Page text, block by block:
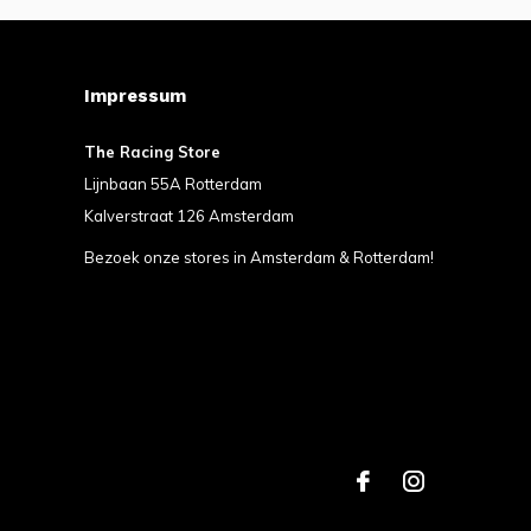
Impressum
The Racing Store
Lijnbaan 55A Rotterdam
Kalverstraat 126 Amsterdam
Bezoek onze stores in Amsterdam & Rotterdam!